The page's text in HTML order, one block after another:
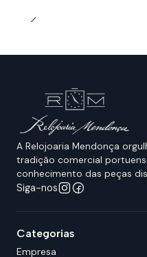
A Relojoaria Mendonça
tradição comercial
conhecimento das peças
Siga-nos
Categorias
Empresa